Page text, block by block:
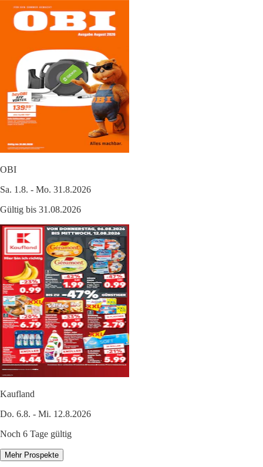
OBI
Sa. 1.8. - Mo. 31.8.2026
Gültig bis 31.08.2026
Kaufland
Do. 6.8. - Mi. 12.8.2026
Noch 6 Tage gültig
Mehr Prospekte